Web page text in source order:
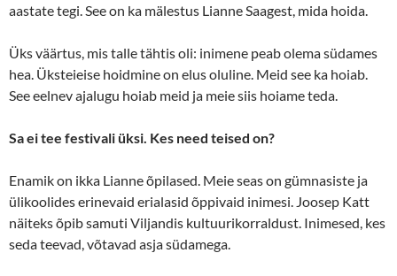
aastate tegi. See on ka mälestus Lianne Saagest, mida hoida.
Üks väärtus, mis talle tähtis oli: inimene peab olema südames
hea. Üksteieise hoidmine on elus oluline. Meid see ka hoiab.
See eelnev ajalugu hoiab meid ja meie siis hoiame teda.
Sa ei tee festivali üksi. Kes need teised on?
Enamik on ikka Lianne õpilased. Meie seas on gümnasiste ja
ülikoolides erinevaid erialasid õppivaid inimesi. Joosep Katt
näiteks õpib samuti Viljandis kultuurikorraldust. Inimesed, kes
seda teevad, võtavad asja südamega.